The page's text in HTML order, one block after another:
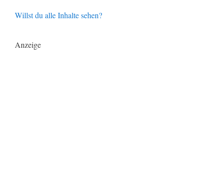
Willst du alle Inhalte sehen?
Anzeige